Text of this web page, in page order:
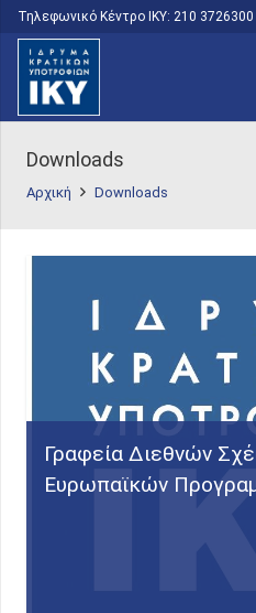
Τηλεφωνικό Κέντρο IKY: 210 3726300
Downloads
Αρχική Downloads
Γραφεία Διεθνών
Ευρωπαϊκών